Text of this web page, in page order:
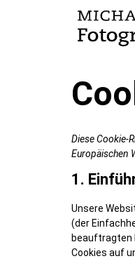
Diese Cookie-
Europäischen
1.
Unsere
(der
beauftragten
Cookies auf